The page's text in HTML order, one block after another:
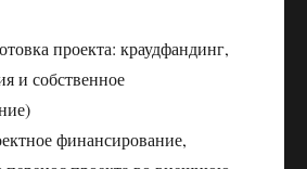
проекта: краудфандинг,
и собственное
финансирование,